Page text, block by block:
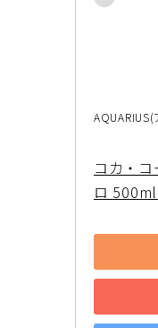
AQUARIUS(
コカ・
ロ